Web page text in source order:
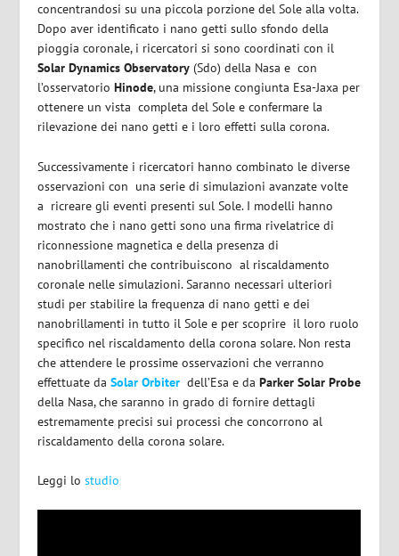
concentrandosi su una piccola porzione del Sole alla volta.
Dopo aver identificato i nano getti sullo sfondo della
pioggia coronale, i ricercatori si sono coordinati con il
Solar Dynamics Observatory (Sdo) della Nasa e con
l’osservatorio Hinode, una missione congiunta Esa-Jaxa per
ottenere un vista completa del Sole e confermare la
rilevazione dei nano getti e i loro effetti sulla corona.
Successivamente i ricercatori hanno combinato le diverse
osservazioni con una serie di simulazioni avanzate volte
a ricreare gli eventi presenti sul Sole. I modelli hanno
mostrato che i nano getti sono una firma rivelatrice di
riconnessione magnetica e della presenza di
nanobrillamenti che contribuiscono al riscaldamento
coronale nelle simulazioni. Saranno necessari ulteriori
studi per stabilire la frequenza di nano getti e dei
nanobrillamenti in tutto il Sole e per scoprire il loro ruolo
specifico nel riscaldamento della corona solare. Non resta
che attendere le prossime osservazioni che verranno
effettuate da Solar Orbiter dell’Esa e daParker Solar Probe
della Nasa, che saranno in grado di fornire dettagli
estremamente precisi sui processi che concorrono al
riscaldamento della corona solare.
Leggi lo studio